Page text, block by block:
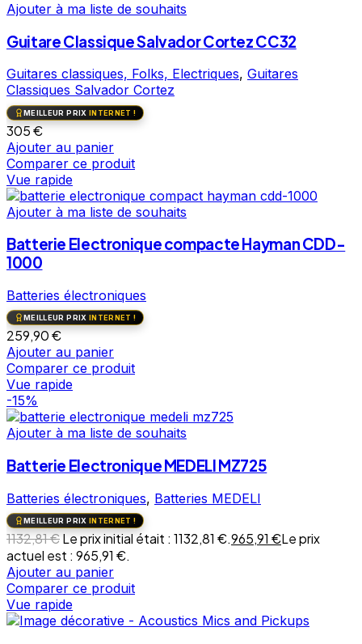
Ajouter à ma liste de souhaits
Guitare Classique Salvador Cortez CC32
Guitares classiques, Folks, Electriques, Guitares
Classiques Salvador Cortez
MEILLEUR PRIX INTERNET !
305€
Ajouter au panier
Comparer ce produit
Vue rapide
Ajouter à ma liste de souhaits
Batterie Electronique compacte Hayman CDD-
1000
Batteries électroniques
MEILLEUR PRIX INTERNET !
259,90€
Ajouter au panier
Comparer ce produit
Vue rapide
-15%
Ajouter à ma liste de souhaits
Batterie Electronique MEDELI MZ725
Batteries électroniques, Batteries MEDELI
MEILLEUR PRIX INTERNET !
1132,81€Le prix initial était : 1132,81 €.965,91 €Le prix
actuel est : 965,91 €.
Ajouter au panier
Comparer ce produit
Vue rapide